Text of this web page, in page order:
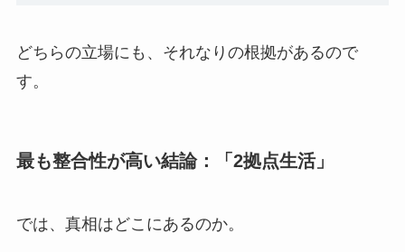
どちらの立場にも、それなりの根拠があるので
す。
最も整合性が高い結論：「2拠点生活」
では、真相はどこにあるのか。